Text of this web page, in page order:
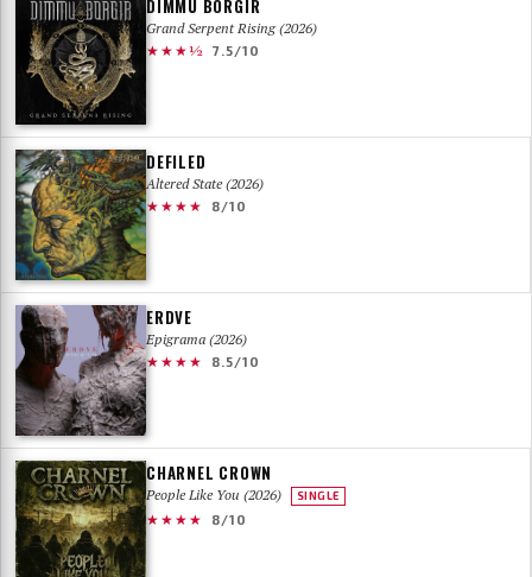
DIMMU BORGIR
Grand Serpent Rising (2026)
★★★½
7.5/10
DEFILED
Altered State (2026)
★★★★
8/10
ERDVE
Epigrama (2026)
★★★★
8.5/10
CHARNEL CROWN
People Like You (2026) SINGLE
★★★★ 8/10